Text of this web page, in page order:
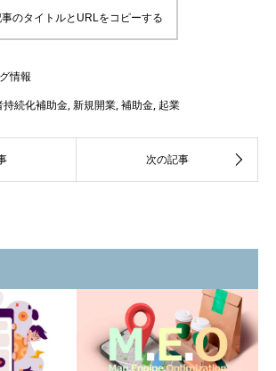
のタイトルとURLをコピーする
情報
続化補助金,新規開業,補助金, 起業